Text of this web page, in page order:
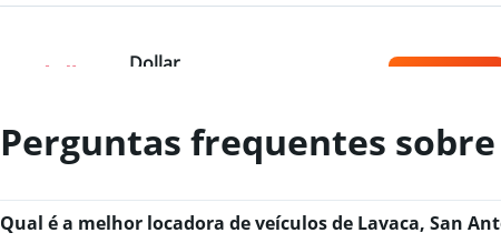
Dollar
Budget
Perguntas frequentes
Qual é a melhor locadora de veículos de Lavaca, San